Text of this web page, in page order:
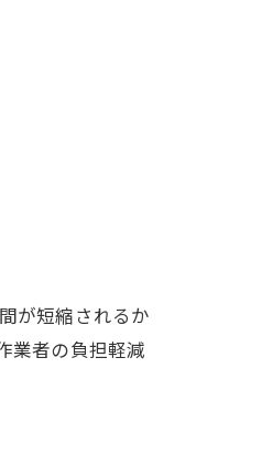
が短縮されるか
業者の負担軽減